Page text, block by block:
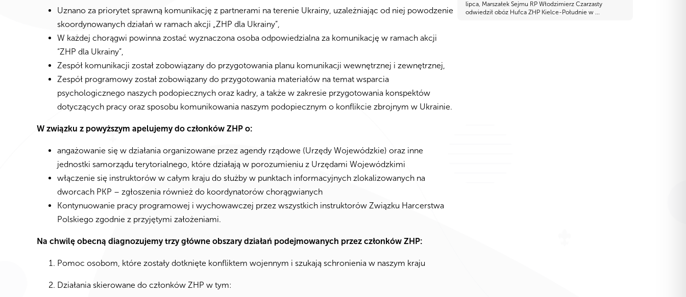
Uznano za priorytet sprawną komunikację z partnerami na terenie Ukrainy, uzależniając od niej powodzenie
skoordynowanych działań w ramach akcji „ZHP dla Ukrainy”,
W każdej chorągwi powinna zostać wyznaczona osoba odpowiedzialna za komunikację w ramach akcji
“ZHP dla Ukrainy”,
Zespół komunikacji został zobowiązany do przygotowania planu komunikacji wewnętrznej i zewnętrznej,
Zespół programowy został zobowiązany do przygotowania materiałów na temat wsparcia
psychologicznego naszych podopiecznych oraz kadry, a także w zakresie przygotowania konspektów
dotyczących pracy oraz sposobu komunikowania naszym podopiecznym o konflikcie zbrojnym w Ukrainie.
W związku z powyższym apelujemy do członków ZHP o:
angażowanie się w działania organizowane przez agendy rządowe (Urzędy Wojewódzkie) oraz inne
jednostki samorządu terytorialnego, które działają w porozumieniu z Urzędami Wojewódzkimi
włączenie się instruktorów w całym kraju do służby w punktach informacyjnych zlokalizowanych na
dworcach PKP – zgłoszenia również do koordynatorów chorągwianych
Kontynuowanie pracy programowej i wychowawczej przez wszystkich instruktorów Związku Harcerstwa
Polskiego zgodnie z przyjętymi założeniami.
Na chwilę obecną diagnozujemy trzy główne obszary działań podejmowanych przez członków ZHP:
Pomoc osobom, które zostały dotknięte konfliktem wojennym i szukają schronienia w naszym kraju
Działania skierowane do członków ZHP w tym:
lipca, Marszałek Sejmu RP Włodzimierz Czarzasty
odwiedził obóz Hufca ZHP Kielce-Południe w ...